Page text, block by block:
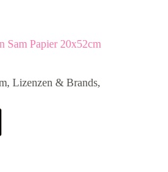
Sam Papier 20x52cm
, Lizenzen & Brands,